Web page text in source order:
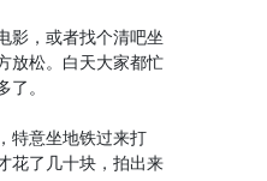
影，或者找个清吧坐
放松。白天大家都忙
。
特意坐地铁过来打
花了几十块，拍出来